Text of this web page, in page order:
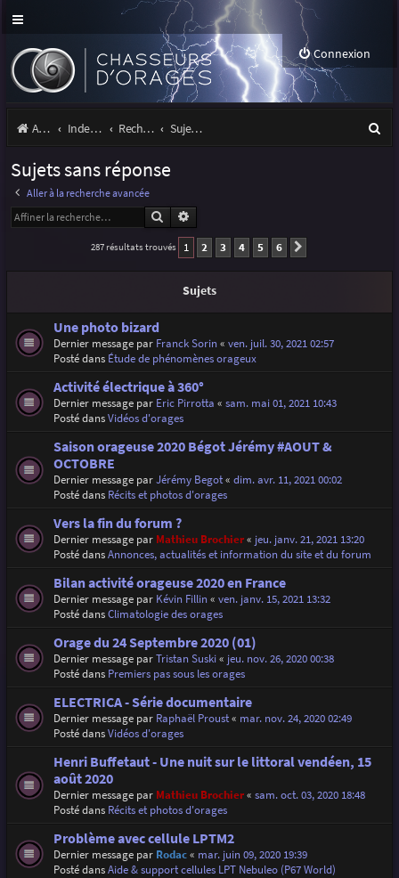
Connexion
Accueil Index du forum Rechercher Sujets sans réponse
h
Sujets sans réponse
Aller à la recherche avancée
Rechercher
287 résultats trouvés 1 2 3 4 5 6
Sujets
Une photo bizard
Dernier message par Franck Sorin« ven. juil. 30, 2021 02:57
Posté dans Étude de phénomènes orageux
Activité électrique à 360°
Dernier message par Eric Pirrotta « sam. mai 01, 2021 10:43
Posté dansVidéos d'orages
Saison orageuse 2020 Bégot Jérémy #AOUT &
OCTOBRE
Dernier message parJérémy Begot« dim. avr. 11, 2021 00:02
Posté dans Récits et photos d'orages
Vers la fin du forum ?
Dernier message par Mathieu Brochier« jeu. janv. 21, 2021 13:20
Posté dansAnnonces, actualités et information du site et du forum
Bilan activité orageuse 2020 en France
Dernier message par Kévin Fillin« ven. janv. 15, 2021 13:32
Posté dansClimatologie des orages
Orage du 24 Septembre 2020 (01)
Dernier message parTristan Suski« jeu. nov. 26, 2020 00:38
Posté dans Premiers pas sous les orages
ELECTRICA - Série documentaire
Dernier message par Raphaël Proust« mar. nov. 24, 2020 02:49
Posté dansVidéos d'orages
Henri Buffetaut - Une nuit sur le littoral vendéen, 15
août 2020
Dernier message par Mathieu Brochier« sam. oct. 03, 2020 18:48
Posté dans Récits et photos d'orages
Problème avec cellule LPTM2
Dernier message par Rodac« mar. juin 09, 2020 19:39
Posté dansAide & support cellules LPT Nebuleo (P67 World)